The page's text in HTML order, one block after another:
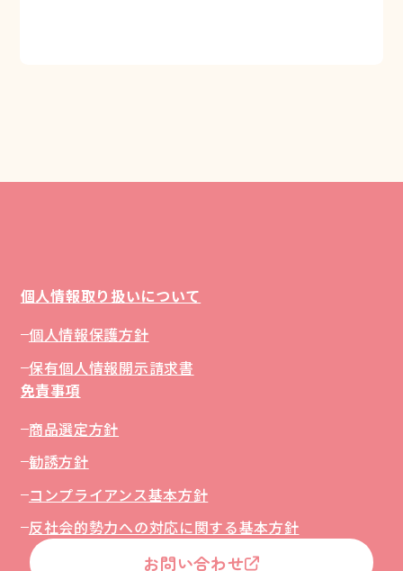
個人情報取り扱いについて
個人情報保護方針
保有個人情報開示請求書
免責事項
商品選定方針
勧誘方針
コンプライアンス基本方針
反社会的勢力への対応に関する基本方針
お問い合わせ